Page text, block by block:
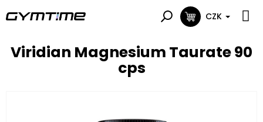
na
NÁKUPNÍ
CZK
Viridian Magnesium Taurate 90
cps